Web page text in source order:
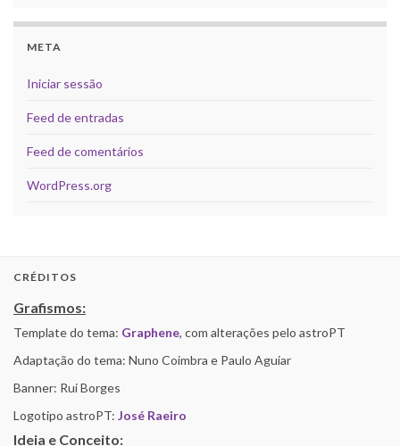
META
Iniciar sessão
Feed de entradas
Feed de comentários
WordPress.org
CRÉDITOS
Grafismos:
Template do tema: Graphene, com alterações pelo astroPT
Adaptação do tema: Nuno Coimbra e Paulo Aguiar
Banner: Rui Borges
Logotipo astroPT: José Raeiro
Ideia e Conceito: